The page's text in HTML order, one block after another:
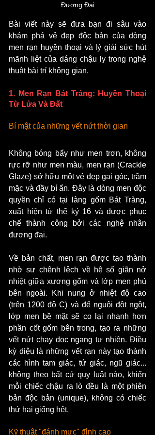
Đương Đại
Bài viết này sẽ đưa bạn đi sâu vào
khám phá vẻ đẹp độc bản của dòng
men rạn huyền thoại và lý giải sức hút
mãnh liệt của dáng chậu ly trong nghệ
thuật bài trí không gian.
1. Men Rạn Bát Tràng: Huyền Thoại
Từ Lửa Và Đất
Bí mật của những vết nứt thời gian
Không bóng bẩy như men trơn, không
rực rỡ như men màu, men rạn (Crackle
Glaze) sở hữu một vẻ đẹp gai góc, trầm
mặc và đầy bí ẩn. Đây là dòng men độc
quyền chỉ có tại làng gốm Bát Tràng,
xuất hiện từ thế kỷ 16 và được phục
chế thành công bởi các nghệ nhân
đương đại.
Về bản chất, men rạn được tạo thành
nhờ sự chênh lệch về hệ số giãn nở
nhiệt giữa xương gốm và lớp men phủ
bên ngoài. Khi nung ở nhiệt độ cao
(trên 1200 độ C) và để nguội đột ngột,
lớp men bề mặt sẽ co lại nhanh hơn
phần cốt gốm bên trong, tạo ra những
vết nứt chạy dọc ngang tự nhiên. Điều
kỳ diệu là những vết rạn này tạo thành
các hình tam giác, tứ giác, ngũ giác...
không theo bất cứ quy luật nào, khiến
mỗi chiếc chậu ra lò đều là một phiên
bản độc bản (unique), không có chiếc
thứ hai giống hệt.
Kỹ thuật "đánh mực" đỉnh cao